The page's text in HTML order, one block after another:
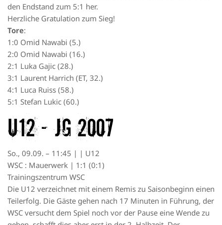
den Endstand zum 5:1 her.
Herzliche Gratulation zum Sieg!
Tore:
1:0 Omid Nawabi (5.)
2:0 Omid Nawabi (16.)
2:1 Luka Gajic (28.)
3:1 Laurent Harrich (ET, 32.)
4:1 Luca Ruiss (58.)
5:1 Stefan Lukic (60.)
U12 – JG 2007
So., 09.09. – 11:45 | | U12
WSC : Mauerwerk | 1:1 (0:1)
Trainingszentrum WSC
Die U12 verzeichnet mit einem Remis zu Saisonbeginn einen
Teilerfolg. Die Gäste gehen nach 17 Minuten in Führung, der
WSC versucht dem Spiel noch vor der Pause eine Wende zu